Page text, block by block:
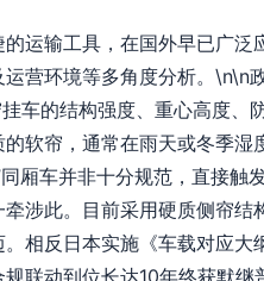
运输工具，在国外早已广
营环境等多角度分析。
车的结构强度、重心高度
软帘，通常在雨天或冬季
厢车并非十分规范，直接
涉此。目前采用硬质侧帘
相反日本实施《车载对应
联动到位长达10年终获默